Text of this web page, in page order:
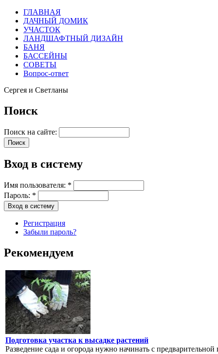
ГЛАВНАЯ
ДАЧНЫЙ ДОМИК
УЧАСТОК
ЛАНДШАФТНЫЙ ДИЗАЙН
БАНЯ
БАССЕЙНЫ
СОВЕТЫ
Вопрос-ответ
Сергея и Светланы
Поиск
Поиск на сайте:
Вход в систему
Имя пользователя: *
Пароль: *
Регистрация
Забыли пароль?
Рекомендуем
Подготовка участка к высадке растений
Разведение сада и огорода нужно начинать с